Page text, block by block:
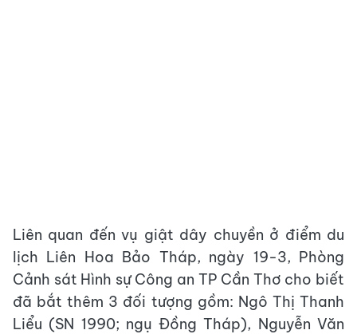
Liên quan đến vụ giật dây chuyền ở điểm du
lịch Liên Hoa Bảo Tháp, ngày 19-3, Phòng
Cảnh sát Hình sự Công an TP Cần Thơ cho biết
đã bắt thêm 3 đối tượng gồm: Ngô Thị Thanh
Liểu (SN 1990; ngụ Đồng Tháp), Nguyễn Văn